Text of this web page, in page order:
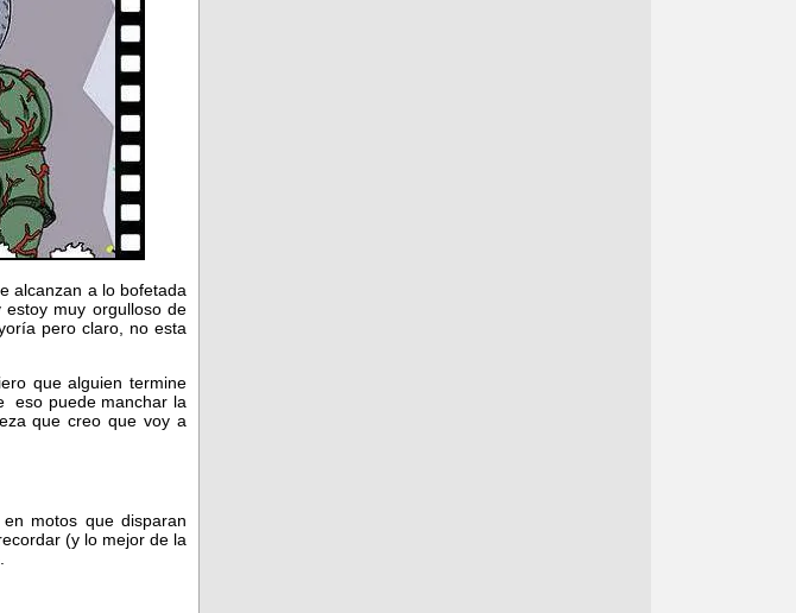
alcanzan a lo bofetada
muy orgulloso de
pero claro, no esta
que alguien termine
eso puede manchar la
que creo que voy a
motos que disparan
(y lo mejor de la